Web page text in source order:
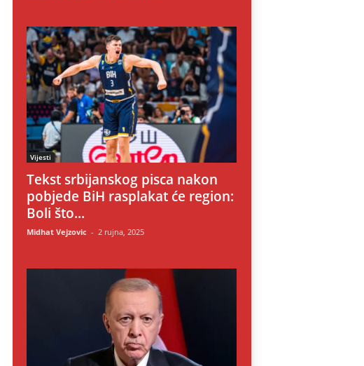
Vijesti
Tekst srbijanskog pisca nakon
pobjede BiH rasplakat će region:
Boli što...
Midhat Vejzovic - 2 rujna, 2025